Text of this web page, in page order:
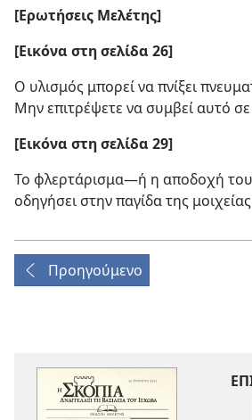
[Ερωτήσεις Μελέτης]
[Εικόνα στη σελίδα 26]
Ο υλισμός μπορεί να πνίξει
Μην επιτρέψετε να συμβεί αυτό
[Εικόνα στη σελίδα 29]
Το φλερτάρισμα​—ή η αποδοχή
οδηγήσει στην παγίδα της μοιχείας
Προηγούμενο